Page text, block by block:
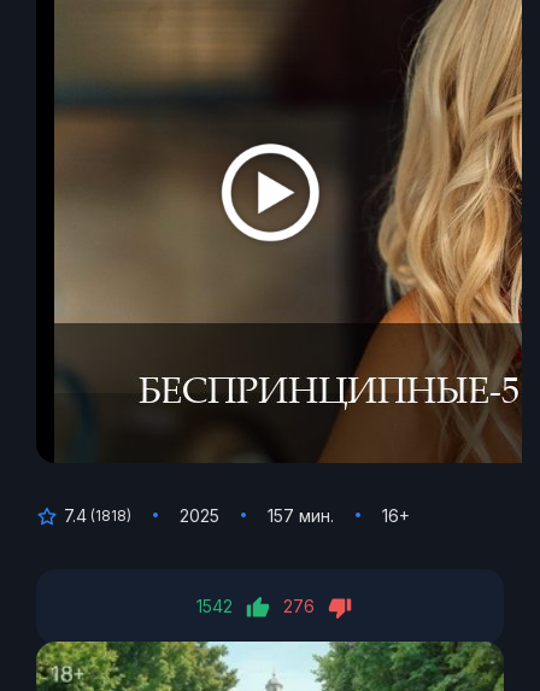
7.4 (1818) 2025 157 мин. 16+
1542 276